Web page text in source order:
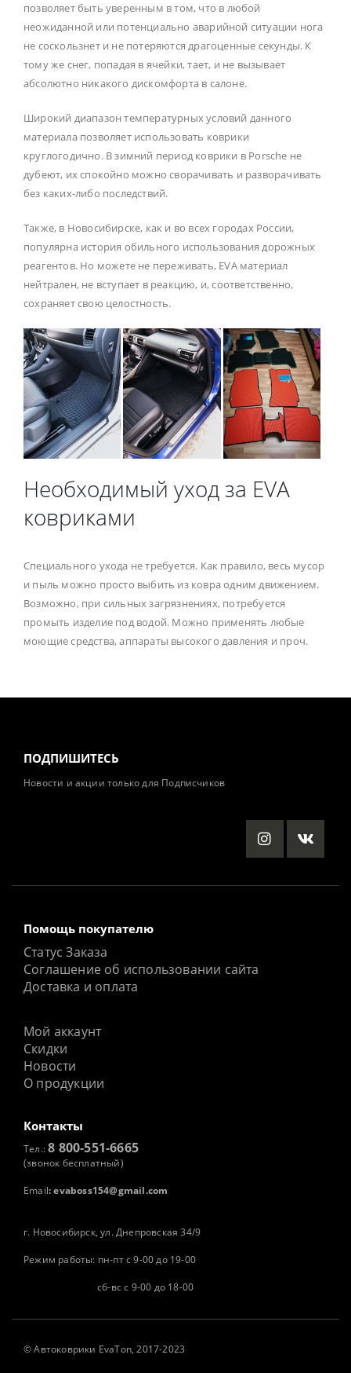
позволяет быть уверенным в том, что в любой
неожиданной или потенциально аварийной ситуации нога
не соскользнет и не потеряются драгоценные секунды. К
тому же снег, попадая в ячейки, тает, и не вызывает
абсолютно никакого дискомфорта в салоне.
Широкий диапазон температурных условий данного
материала позволяет использовать коврики
круглогодично. В зимний период коврики в Porsche не
дубеют, их спокойно можно сворачивать и разворачивать
без каких-либо последствий.
Также, в Новосибирске, как и во всех городах России,
популярна история обильного использования дорожных
реагентов. Но можете не переживать, EVA материал
нейтрален, не вступает в реакцию, и, соответственно,
сохраняет свою целостность.
Необходимый уход за EVA
ковриками
Специального ухода не требуется. Как правило, весь мусор
и пыль можно просто выбить из ковра одним движением.
Возможно, при сильных загрязнениях, потребуется
промыть изделие под водой. Можно применять любые
моющие средства, аппараты высокого давления и проч.
ПОДПИШИТЕСЬ
Новости и акции только для Подписчиков
Помощь покупателю
Статус Заказа
Соглашение об использовании сайта
Доставка и оплата
Мой аккаунт
Скидки
Новости
О продукции
Контакты
Тел.:8 800-551-6665
(звонок бесплатный)
Email: evaboss154@gmail.com
г. Новосибирск, ул. Днепровская 34/9
Режим работы: пн-пт с 9-00 до 19-00
сб-вс с 9-00 до 18-00
©Автоковрики EvaTon, 2017-2023